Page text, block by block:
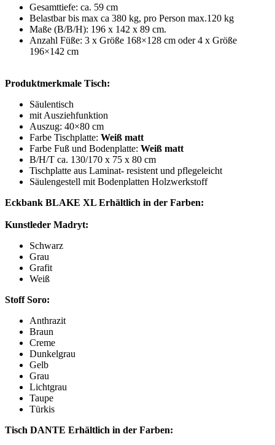
Gesamttiefe: ca. 59 cm
Belastbar bis max ca 380 kg, pro Person max.120 kg
Maße (B/B/H): 196 x 142 x 89 cm.
Anzahl Füße: 3 x Größe 168×128 cm oder 4 x Größe
196×142 cm
Produktmerkmale Tisch:
Säulentisch
mit Ausziehfunktion
Auszug: 40×80 cm
Farbe Tischplatte: Weiß matt
Farbe Fuß und Bodenplatte: Weiß matt
B/H/T ca. 130/170 x 75 x 80 cm
Tischplatte aus Laminat- resistent und pflegeleicht
Säulengestell mit Bodenplatten Holzwerkstoff
Eckbank BLAKE XL Erhältlich in der Farben:
Kunstleder Madryt:
Schwarz
Grau
Grafit
Weiß
Stoff Soro:
Anthrazit
Braun
Creme
Dunkelgrau
Gelb
Grau
Lichtgrau
Taupe
Türkis
Tisch DANTE Erhältlich in der Farben: